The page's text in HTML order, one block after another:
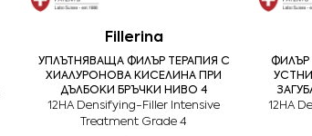
Fillerina
УПЛЪТНЯВАЩА ФИЛЪР ТЕРАПИЯ С
ХИАЛУРОНОВА КИСЕЛИНА ПРИ
ДЪЛБОКИ БРЪЧКИ НИВО 4
12HA Densifying-Filler Intensive
Treatment Grade 4
ФИЛЪР
12HA